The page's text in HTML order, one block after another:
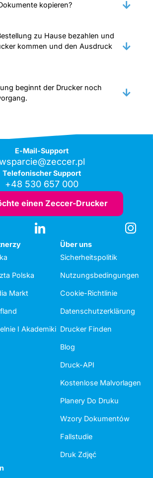
kopieren?
zu Hause bezahlen und
kommen und den Ausdruck
beginnt der Drucker noch
E-Mail-Support
Telefonischer Support
+48 530 657 000
einen Zeccer-Drucker
Polska
Markt
I Akademiki
Über uns
Sicherheitspolitik
Nutzungsbedingungen
Cookie-Richtlinie
Datenschutzerklärung
Drucker Finden
Blog
Druck-API
Kostenlose Malvorlagen
Planery Do Druku
Wzory Dokumentów
Fallstudie
Druk Zdjęć